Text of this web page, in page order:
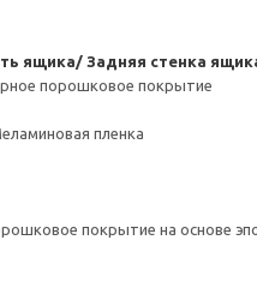
ящика/ Задняя стенка
порошковое покрытие
пленка
покрытие на основе